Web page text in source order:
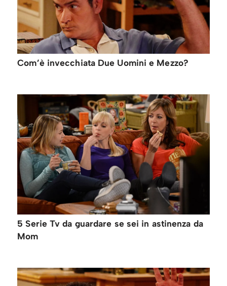
Com’è invecchiata Due Uomini e Mezzo?
5 Serie Tv da guardare se sei in astinenza da
Mom